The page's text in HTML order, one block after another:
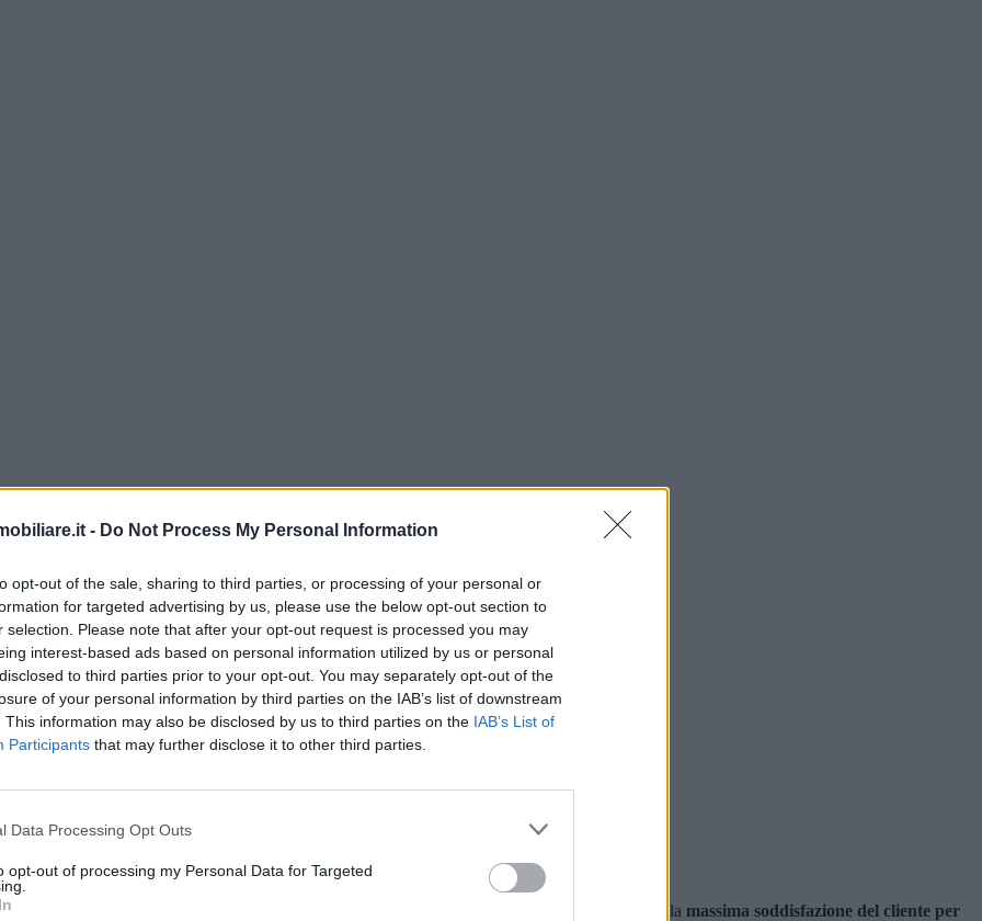
- Do Not Process My Personal Information
opt-out of the sale, sharing to third parties, or processing of your personal or
for targeted advertising by us, please use the below opt-out section to
selection. Please note that after your opt-out request is processed you may
interest-based ads based on personal information utilized by us or personal
to third parties prior to your opt-out. You may separately opt-out of the
of your personal information by third parties on the IAB’s list of downstream
This information may also be disclosed by us to third parties on the IAB’s List of
Participants that may further disclose it to other third parties.
Data Processing Opt Outs
opt-out of processing my Personal Data for Targeted
le famiglie avendere e comprare il bene più importante
dal punto di vista economico ma anche quello affettivo. La qualità del nostro servizio tende alla massima soddisfazione del cliente per